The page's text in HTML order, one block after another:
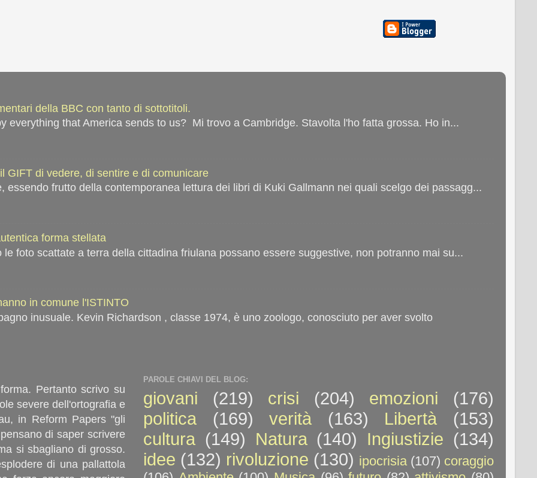
della BBC con tanto di sottotitoli.
everything that America sends to us? Mi trovo a Cambridge. Stavolta l'ho fatta grossa. Ho in...
GIFT di vedere, di sentire e di comunicare
essendo frutto della contemporanea lettura dei libri di Kuki Gallmann nei quali scelgo dei passagg...
forma stellata
foto scattate a terra della cittadina friulana possano essere suggestive, non potranno mai su...
in comune l'ISTINTO
inusuale. Kevin Richardson , classe 1974, è uno zoologo, conosciuto per aver svolto
Pertanto scrivo su
severe dell'ortografia e
in Reform Papers "gli
di saper scrivere
si sbagliano di grosso.
di una pallattola
PAROLE CHIAVI DEL BLOG:
giovani (219) crisi (204) emozioni
(176)
politica
(169) verità (163) Libertà
(153)
cultura (149) Natura (140) Ingiustizie (134)
idee (132) rivoluzione (130) ipocrisia (107) coraggio